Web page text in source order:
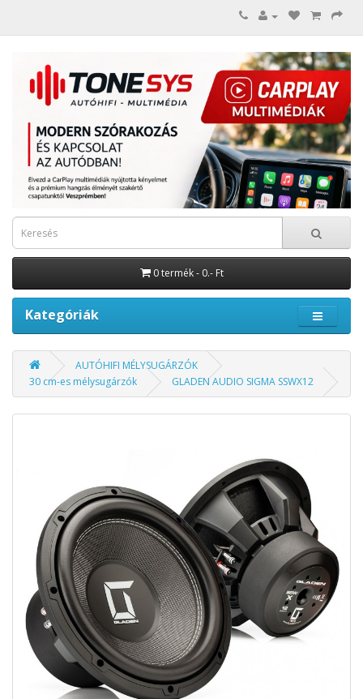
0 termék - 0.- Ft
Kategóriák
AUTÓHIFI MÉLYSUGÁRZÓK
30 cm-es mélysugárzók
GLADEN AUDIO SIGMA SSWX12